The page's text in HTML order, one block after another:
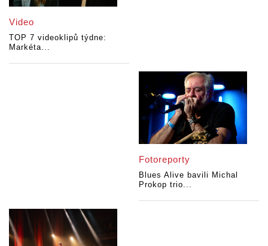
Video
TOP 7 videoklipů týdne:
Markéta...
Fotoreporty
Blues Alive bavili Michal
Prokop trio...